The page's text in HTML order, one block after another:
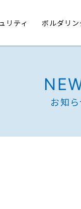
リティ ボルダリン
お知ら